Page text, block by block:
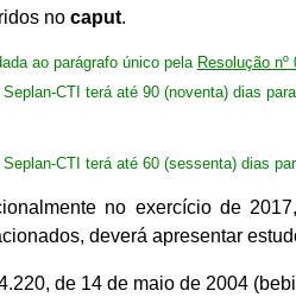
no caput.
ao parágrafo único pela Resolução
Seplan-CTI terá até 90 (noventa) dias
Seplan-CTI terá até 60 (sessenta) dias
no exercício de
deverá apresentar
de 14 de maio de 2004